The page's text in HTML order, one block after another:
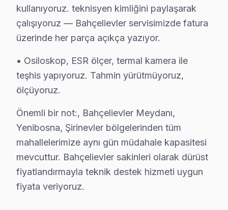
Uzman Awox Teknisyen Ekibimiz
Bahçelievler Awox Hizmet'in başarısı, Bahçelievler
Bahçelievler teknisyenlerimiz Awox tarafından resmi
• Bahçelievler'de BGA ve SMD Lehimleme Uzmanlığı
• Yazılım ve Firmware Yükseltmesi
Tizen, WebOS, Android görüntüleme sistemi, VIDAA
• Bahçelievler'de Sürekli Eğitim Programları
Bahçelievler servisimizde modern teknolojilere ayak
» Her teknik işlem, titizlik ve şeffaflık ilkesiyle
kullanıyoruz. teknisyen kimliğini paylaşarak
çalışıyoruz — Bahçelievler servisimizde fatura
üzerinde her parça açıkça yazıyor.
• Osiloskop, ESR ölçer, termal kamera ile
teşhis yapıyoruz. Tahmin yürütmüyoruz,
ölçüyoruz.
Önemli bir not:, Bahçelievler Meydanı,
Yenibosna, Şirinevler bölgelerinden tüm
mahallelerimize aynı gün müdahale kapasitesi
mevcuttur. Bahçelievler sakinleri olarak dürüst
fiyatlandırmayla teknik destek hizmeti uygun
fiyata veriyoruz.